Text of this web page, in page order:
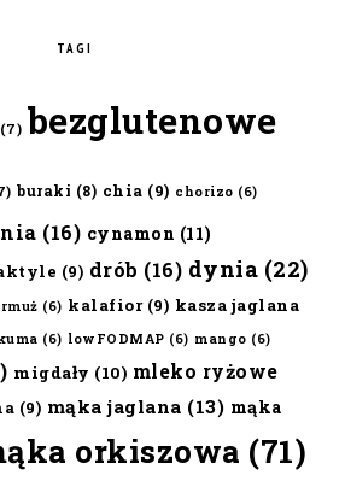
TAGI
(7) bezglutenowe
buraki (8) chia (9) chorizo (6)
(16) cynamon (11)
(9) drób (16) dynia (22)
(6) kalafior(9) kasza jaglana
(6) lowFODMAP (6) mango (6)
migdały (10) mleko ryżowe
(9) mąka jaglana (13) mąka
orkiszowa (71)